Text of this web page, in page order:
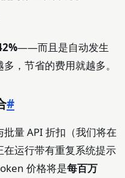
——而且是自动发生
，节省的费用就越多。
#
量 API 折扣（我们将在
运行带有重复系统提示
价格将是每百万